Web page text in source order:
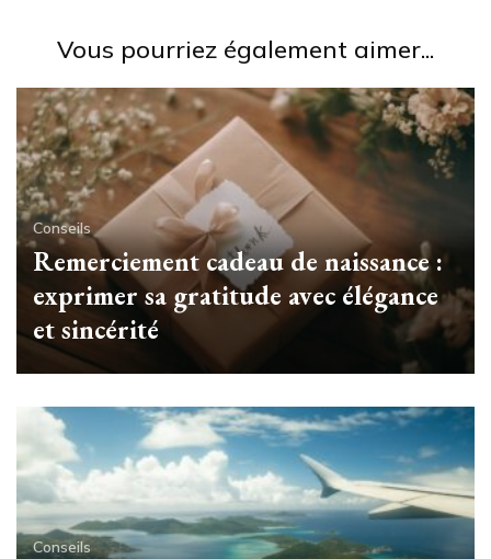
Vous pourriez également aimer...
Conseils
Remerciement cadeau de naissance :
exprimer sa gratitude avec élégance
et sincérité
Conseils